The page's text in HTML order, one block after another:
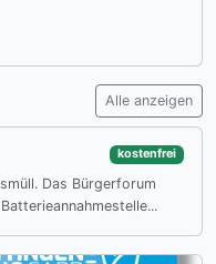
Alle anzeigen
kostenfrei
Das Bürgerforum